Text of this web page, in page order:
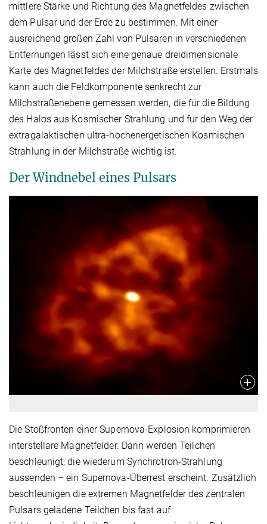
mittlere Stärke und Richtung des Magnetfeldes zwischen
dem Pulsar und der Erde zu bestimmen. Mit einer
ausreichend großen Zahl von Pulsaren in verschiedenen
Entfernungen lässt sich eine genaue dreidimensionale
Karte des Magnetfeldes der Milchstraße erstellen. Erstmals
kann auch die Feldkomponente senkrecht zur
Milchstraßenebene gemessen werden, die für die Bildung
des Halos aus Kosmischer Strahlung und für den Weg der
extragalaktischen ultra-hochenergetischen Kosmischen
Strahlung in der Milchstraße wichtig ist.
Der Windnebel eines Pulsars
Die Stoßfronten einer Supernova-Explosion komprimieren
interstellare Magnetfelder. Darin werden Teilchen
beschleunigt, die wiederum Synchrotron-Strahlung
aussenden – ein Supernova-Überrest erscheint. Zusätzlich
beschleunigen die extremen Magnetfelder des zentralen
Pulsars geladene Teilchen bis fast auf